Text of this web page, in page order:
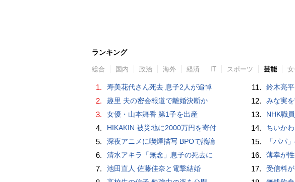
ランキング
総合 国内 政治 海外 経済 IT スポーツ 芸能 女
1. 寿美花代さん死去 息子2人が追悼
2. 趣里 夫の密会報道で離婚決断か
3. 女優・山本舞香 第1子を出産
4. HIKAKIN 被災地に2000万円を寄付
5. 深夜アニメに喫煙描写 BPOで議論
6. 清水アキラ「無念」息子の死去に
7. 池田直人 佐藤佳奈と電撃結婚
11. 鈴木亮
12. みな実
13. NHK職
14. ちいか
15. 「パパ
16. 薄幸が
17. 受信料